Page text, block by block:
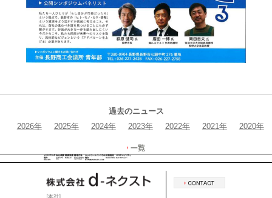
過去のニュース
2026年
2025年 2024年 2023年 2022年 2021年 2020年